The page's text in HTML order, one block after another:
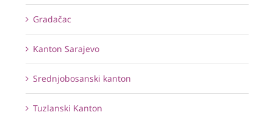
Gradačac
Kanton Sarajevo
Srednjobosanski kanton
Tuzlanski Kanton